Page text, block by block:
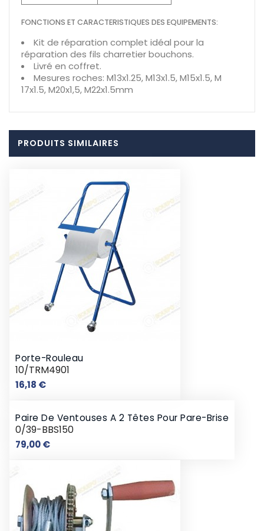
FONCTIONS ET CARACTERISTIQUES DES EQUIPEMENTS:
Kit de réparation complet idéal pour la
réparation des fils charretier bouchons.
Livré en coffret.
Mesures roches: M13x1.25, M13x1.5, M15x1.5, M
17x1.5, M20x1,5, M22x1.5mm
PRODUITS SIMILAIRES
Porte-Rouleau
10/TRM4901
16,18 €Prix
Paire De Ventouses A 2 Têtes Pour Pare-Brise
0/39-BBS150
79,00 €Prix